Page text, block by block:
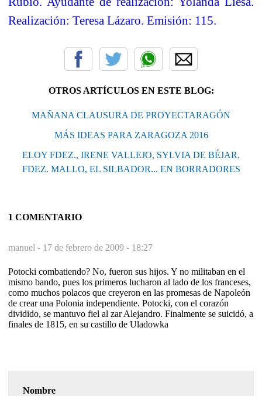
Realización: Teresa Lázaro. Emisión: 115.
OTROS ARTÍCULOS EN ESTE BLOG:
MAÑANA CLAUSURA DE PROYECTARAGÓN
MÁS IDEAS PARA ZARAGOZA 2016
ELOY FDEZ., IRENE VALLEJO, SYLVIA DE BÉJAR,
FDEZ. MALLO, EL SILBADOR... EN BORRADORES
1 COMENTARIO
manuel - 17 de febrero de 2009 - 18:27
Potocki combatiendo? No, fueron sus hijos. Y no militaban en el
mismo bando, pues los primeros lucharon al lado de los franceses,
como muchos polacos que creyeron en las promesas de Napoleón
de crear una Polonia independiente. Potocki, con el corazón
dividido, se mantuvo fiel al zar Alejandro. Finalmente se suicidó, a
finales de 1815, en su castillo de Uladowka
Nombre